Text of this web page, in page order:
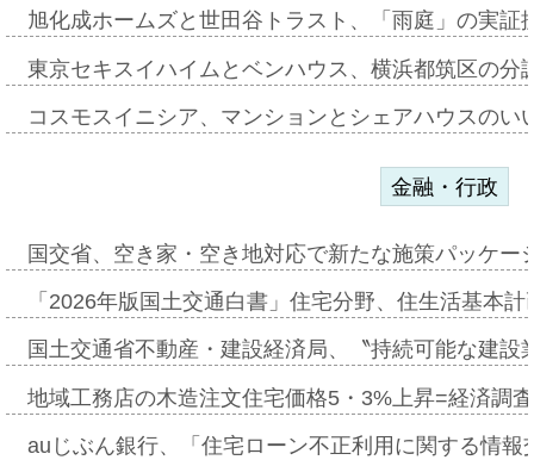
旭化成ホームズと世田谷トラスト、「雨庭」の実
東京セキスイハイムとベンハウス、横浜都筑区の
コスモスイニシア、マンションとシェアハウスの
金融・行政
国交省、空き家・空き地対応で新たな施策パッケ
「2026年版国土交通白書」住宅分野、住生活基本
国土交通省不動産・建設経済局、〝持続可能な建
地域工務店の木造注文住宅価格5・3%上昇=経済調
auじぶん銀行、「住宅ローン不正利用に関する情